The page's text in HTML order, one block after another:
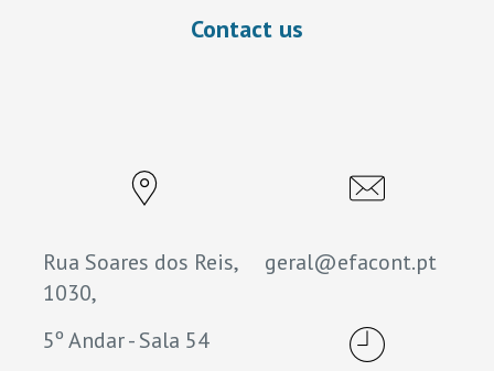
Contact us
Rua Soares dos Reis,
1030,
5º Andar - Sala 54
geral@efacont.pt